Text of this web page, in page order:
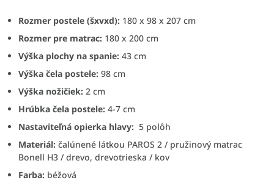
Rozmer postele (šxvxd): 180 x 98 x 207 cm
Rozmer pre matrac: 180 x 200 cm
Výška plochy na spanie: 43 cm
Výška čela postele: 98 cm
Výška nožičiek: 2 cm
Hrúbka čela postele: 4-7 cm
Nastaviteľná opierka hlavy: 5 polôh
Materiál: čalúnené látkou PAROS 2 / pružinový matrac
Bonell H3 / drevo, drevotrieska / kov
Farba: béžová